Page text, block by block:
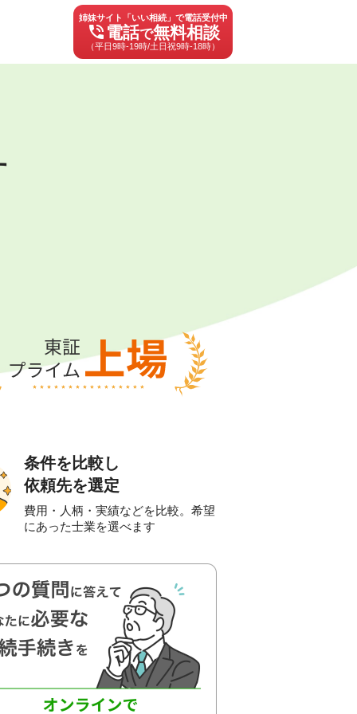
姉妹サイト「いい相続」で電話受付中
phone_in_talk 電話で無料相談
（平日9時-19時/土日祝9時-18時）
条件を比較し
依頼先を選定
費用・人柄・実績などを比較。希望
にあった士業を選べます